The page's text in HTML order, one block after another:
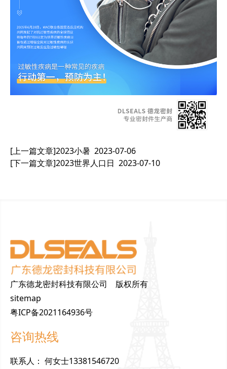
[上一篇文章]2023小暑 2023-07-06
[下一篇文章]2023世界人口日 2023-07-10
广东德龙密封科技有限公司 版权所有
sitemap
粤ICP备2021164936号
咨询热线
联系人 ： 何女士13381546720